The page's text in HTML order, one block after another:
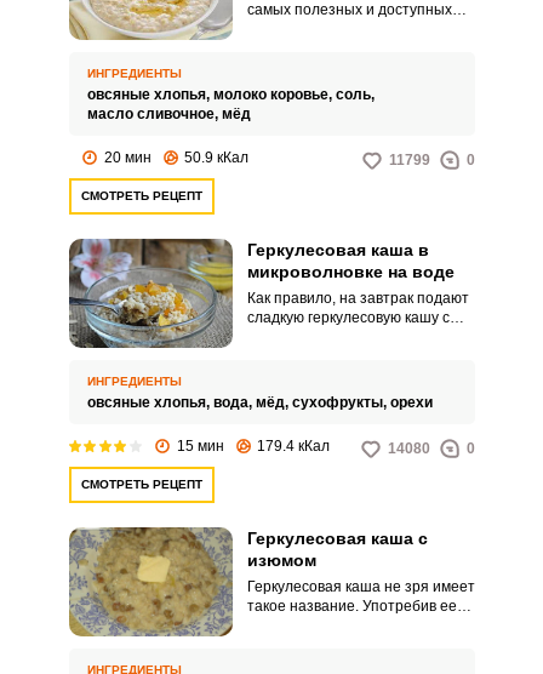
самых полезных и доступных
этот рецепт вам точно
понравится.
ИНГРЕДИЕНТЫ
овсяные хлопья, молоко коровье, соль,
масло сливочное, мёд
20 мин 50.9 кКал 11799 0
СМОТРЕТЬ РЕЦЕПТ
Геркулесовая каша в
микроволновке на воде
Как правило, на завтрак подают
сладкую геркулесовую кашу с
сахара, то она может стать
отличным гарниром для рыбы и
ИНГРЕДИЕНТЫ
овсяные хлопья, вода, мёд, сухофрукты, орехи
15 мин 179.4 кКал 14080 0
СМОТРЕТЬ РЕЦЕПТ
Геркулесовая каша с
изюмом
Геркулесовая каша не зря имеет
такое название. Употребив ее
ИНГРЕДИЕНТЫ